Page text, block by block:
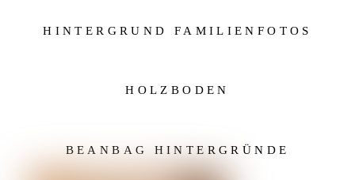
HINTERGRUND FAMILIENFOTOS
HOLZBODEN
BEANBAG HINTERGRÜNDE